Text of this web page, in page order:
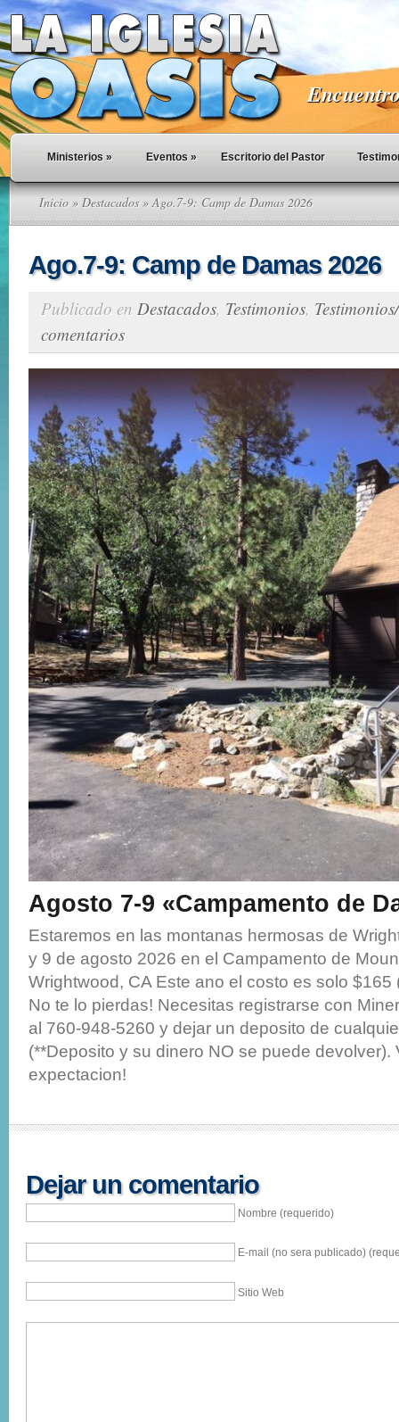
Ministerios » Eventos » Escritorio del Pastor
Inicio » Destacados» Ago.7-9: Camp de Damas 2026
Ago.7-9: Camp de Damas 2026
Publicado en Destacados, Testimonios,
comentarios
Agosto 7-9 «Campamento de
Estaremos en las montanas hermosas de
y 9 de agosto 2026 en el Campamento de
Wrightwood, CA Este ano el costo es solo $165
No te lo pierdas! Necesitas registrarse con
al 760-948-5260 y dejar un deposito de
(**Deposito y su dinero NO se puede devolver).
expectacion!
Dejar un comentario
Nombre (requerido)
E-mail (no sera publicado)
Sitio Web